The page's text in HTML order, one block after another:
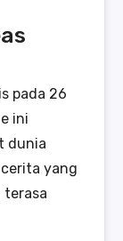
pada 26
ini
dunia
yang
terasa